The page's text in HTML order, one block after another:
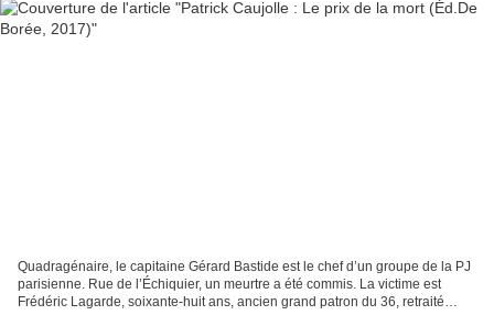
Quadragénaire, le capitaine Gérard Bastide est le chef d’un groupe de la PJ
parisienne. Rue de l’Échiquier, un meurtre a été commis. La victime est
Frédéric Lagarde, soixante-huit ans, ancien grand patron du 36, retraité